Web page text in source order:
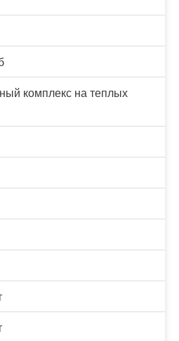
комплекс на теплых